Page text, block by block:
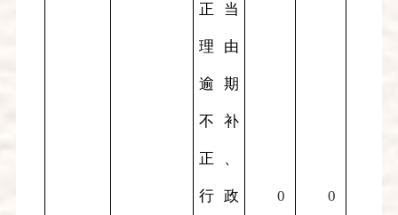
正当
理由
逾期
不补
正、
行政 0 0